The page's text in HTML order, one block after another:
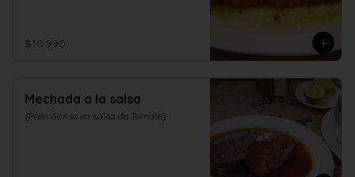
$10.990
Mechada a la salsa
(Pollo Ganso en salsa de Tomate)